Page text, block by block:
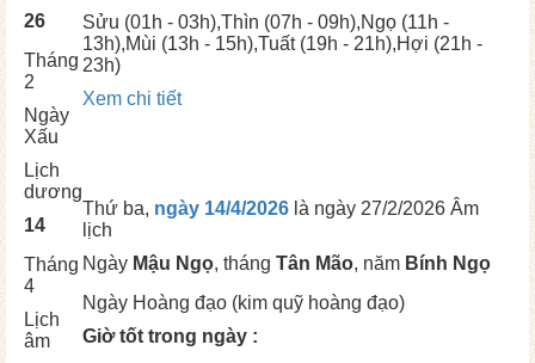
26
Tháng
2
Ngày
Xấu
Sửu (01h - 03h),Thìn (07h - 09h),Ngọ (11h -
13h),Mùi (13h - 15h),Tuất(19h - 21h),Hợi (21h -
23h)
Xem chi tiết
Lịch
dương
14
Tháng
4
Lịch
âm
Thứ ba, ngày 14/4/2026 là ngày 27/2/2026 Âm
lịch
Ngày Mậu Ngọ, tháng Tân Mão, năm Bính Ngọ
Ngày Hoàng đạo (kim quỹ hoàng đạo)
Giờ tốt trong ngày :